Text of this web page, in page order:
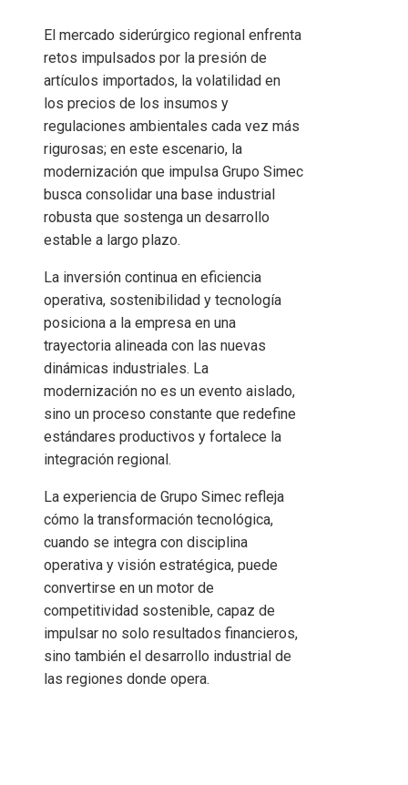
El mercado siderúrgico regional enfrenta
retos impulsados por la presión de
artículos importados, la volatilidad en
los precios de los insumos y
regulaciones ambientales cada vez más
rigurosas; en este escenario, la
modernización que impulsa Grupo Simec
busca consolidar una base industrial
robusta que sostenga un desarrollo
estable a largo plazo.
La inversión continua en eficiencia
operativa, sostenibilidad y tecnología
posiciona a la empresa en una
trayectoria alineada con las nuevas
dinámicas industriales. La
modernización no es un evento aislado,
sino un proceso constante que redefine
estándares productivos y fortalece la
integración regional.
La experiencia de Grupo Simec refleja
cómo la transformación tecnológica,
cuando se integra con disciplina
operativa y visión estratégica, puede
convertirse en un motor de
competitividad sostenible, capaz de
impulsar no solo resultados financieros,
sino también el desarrollo industrial de
las regiones donde opera.